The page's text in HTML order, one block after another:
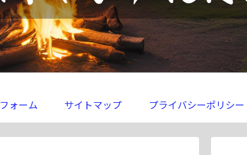
ォーム サイトマップ プライバシーポリシー